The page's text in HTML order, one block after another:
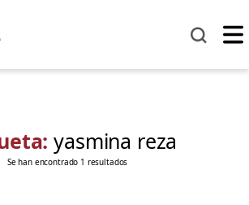
yasmina reza
Se han encontrado 1 resultados